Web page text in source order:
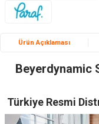
Ürün Açıklaması
Beyerdynamic
Türkiye Resmi